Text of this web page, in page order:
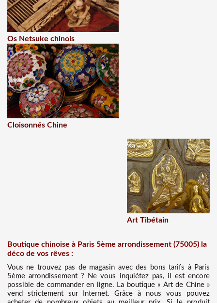
Os Netsuke chinois
Cloisonnés Chine
Art Tibétain
Boutique chinoise à Paris 5ème arrondissement (75005) la
déco de vos rêves :
Vous ne trouvez pas de magasin avec des bons tarifs à Paris
5ème arrondissement ? Ne vous inquiétez pas, il est encore
possible de commander en ligne. La boutique « Art de Chine »
vend strictement sur Internet. Grâce à nous vous pouvez